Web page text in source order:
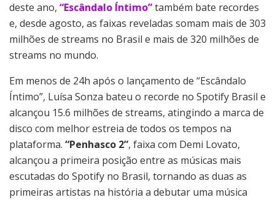
deste ano, “Escândalo Íntimo”também bate recordes
e, desde agosto, as faixas reveladas somam mais de 303
milhões de streams no Brasil e mais de 320 milhões de
streams no mundo.
Em menos de 24h após o lançamento de “Escândalo
Íntimo”, Luísa Sonza bateu o recorde no Spotify Brasil e
alcançou 15.6 milhões de streams, atingindo a marca de
disco com melhor estreia de todos os tempos na
plataforma. “Penhasco 2”, faixa com Demi Lovato,
alcançou a primeira posição entre as músicas mais
escutadas do Spotify no Brasil, tornando as duas as
primeiras artistas na história a debutar uma música